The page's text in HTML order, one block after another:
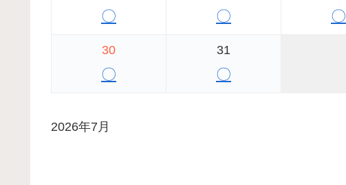
〇 〇 〇
30
〇
31
〇
2026年7月